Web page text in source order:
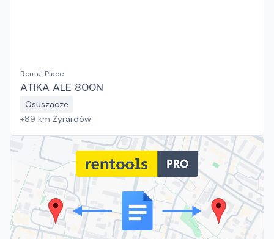
Rental Place
ATIKA ALE 800N
Osuszacze
+89 km Żyrardów